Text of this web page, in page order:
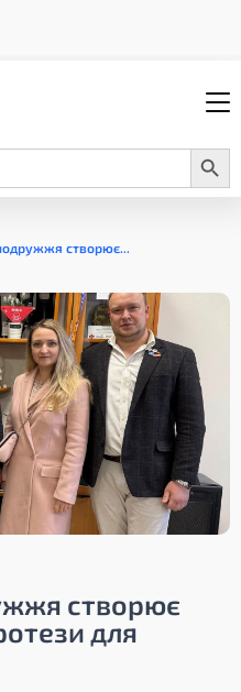
Search Button
створює...
створює
для